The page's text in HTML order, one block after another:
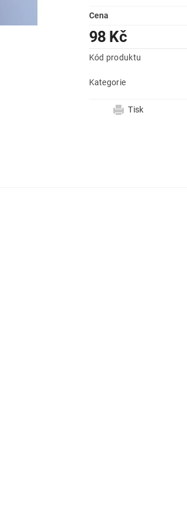
Cena
98 Kč
Kód produktu
Kategorie
Tisk